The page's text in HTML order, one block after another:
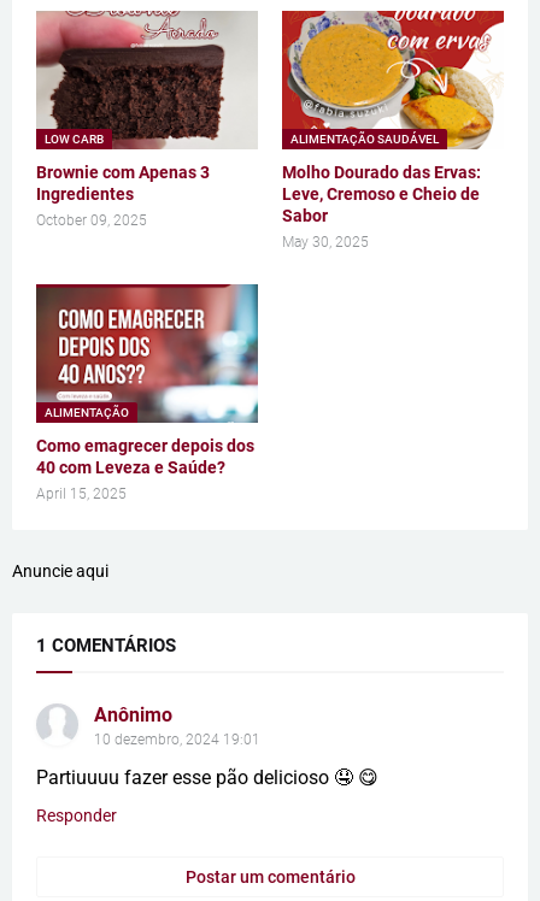
LOW CARB
Brownie com Apenas 3
Ingredientes
October 09, 2025
ALIMENTAÇÃO SAUDÁVEL
Molho Dourado das Ervas:
Leve, Cremoso e Cheio de
Sabor
May 30, 2025
ALIMENTAÇÃO
Como emagrecer depois dos
40 com Leveza e Saúde?
April 15, 2025
Anuncie aqui
1 COMENTÁRIOS
Anônimo
10 dezembro, 2024 19:01
Partiuuuu fazer esse pão delicioso 🤤 😋
Responder
Postar um comentário